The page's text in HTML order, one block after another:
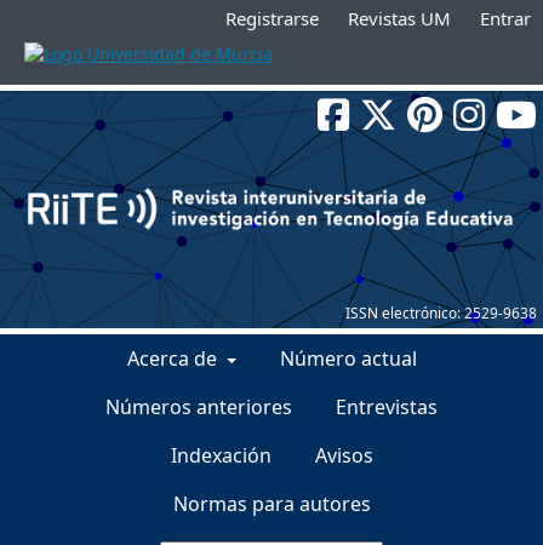
Registrarse Revistas UM Entrar
ISSN electrónico:2529-9638
Acerca de
Número actual
Números anteriores
Entrevistas
Indexación
Avisos
Normas para autores